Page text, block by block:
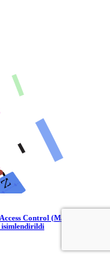
Control (Mayıs 2020)”